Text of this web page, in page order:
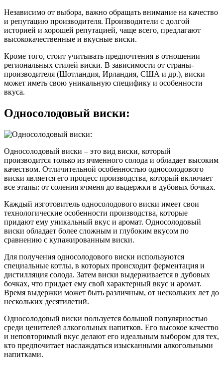
Независимо от выбора, важно обращать внимание на качество
и репутацию производителя. Производители с долгой
историей и хорошей репутацией, чаще всего, предлагают
высококачественные и вкусные виски.
Кроме того, стоит учитывать предпочтения в отношении
региональных стилей виски. В зависимости от страны-
производителя (Шотландия, Ирландия, США и др.), виски
может иметь свою уникальную специфику и особенности
вкуса.
Односолодовый виски:
Односолодовый виски – это вид виски, который
производится только из ячменного солода и обладает высоким
качеством. Отличительной особенностью односолодового
виски является его процесс производства, который включает
все этапы: от соления ячменя до выдержки в дубовых бочках.
Каждый изготовитель односолодового виски имеет свои
технологические особенности производства, которые
придают ему уникальный вкус и аромат. Односолодовый
виски обладает более сложным и глубоким вкусом по
сравнению с купажированным виски.
Для получения односолодового виски используются
специальные котлы, в которых происходит ферментация и
дистилляция солода. Затем виски выдерживается в дубовых
бочках, что придает ему свой характерный вкус и аромат.
Время выдержки может быть различным, от нескольких лет до
нескольких десятилетий.
Односолодовый виски пользуется большой популярностью
среди ценителей алкогольных напитков. Его высокое качество
и неповторимый вкус делают его идеальным выбором для тех,
кто предпочитает наслаждаться изысканными алкогольными
напитками.